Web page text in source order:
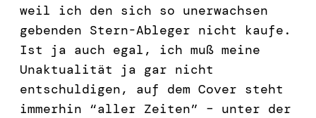
weil ich den sich so unerwachsen
gebenden Stern-Ableger nicht kaufe.
Ist ja auch egal, ich muß meine
Unaktualität ja gar nicht
entschuldigen, auf dem Cover steht
immerhin “aller Zeiten” – unter der